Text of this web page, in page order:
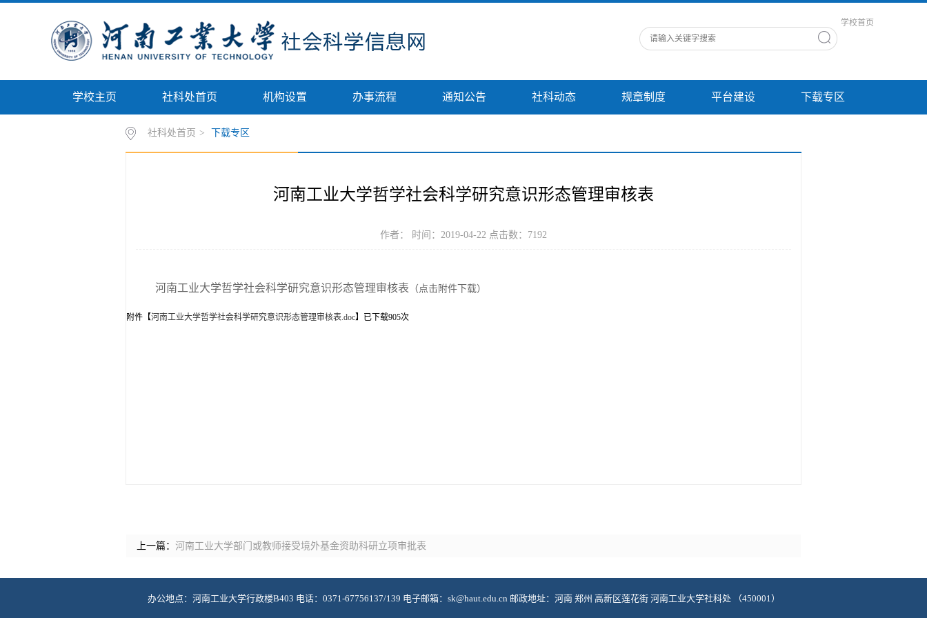
学校首页
学校主页 社科处首页 机构设置 办事流程 通知公告 社科动态 规章制度 平台建设 下载专区
社科处首页 > 下载专区
河南工业大学哲学社会科学研究意识形态管理审核表
作者： 时间：2019-04-22 点击数： 7192
河南工业大学哲学社会科学研究意识形态管理审核表 （点击附件下载）
附件【河南工业大学哲学社会科学研究意识形态管理审核表.doc】已下载905次
上一篇： 河南工业大学部门或教师接受境外基金资助科研立项审批表
办公地点：河南工业大学行政楼B403 电话：0371-67756137/139 电子邮箱：sk@haut.edu.cn 邮政地址：河南 郑州 高新区莲花街 河南工业大学社科处 （450001）